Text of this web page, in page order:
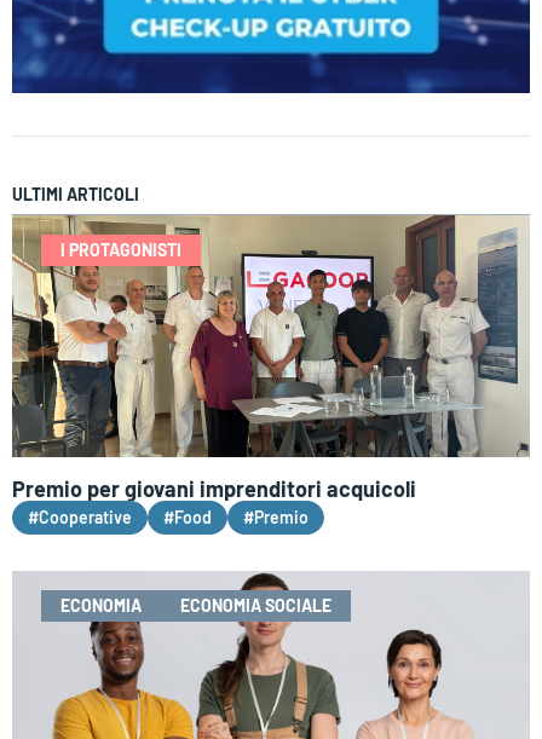
ULTIMI ARTICOLI
I PROTAGONISTI
Premio per giovani imprenditori acquicoli
#Cooperative #Food #Premio
ECONOMIA ECONOMIA SOCIALE